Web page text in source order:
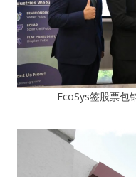
EcoSys签股票包